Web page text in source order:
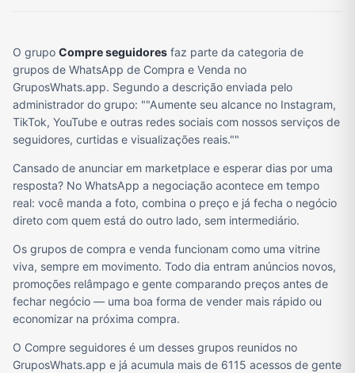
O grupo Compre seguidores faz parte da categoria de
grupos de WhatsApp de Compra e Venda no
GruposWhats.app. Segundo a descrição enviada pelo
administrador do grupo: ""Aumente seu alcance no Instagram,
TikTok, YouTube e outras redes sociais com nossos serviços de
seguidores, curtidas e visualizações reais.""
Cansado de anunciar em marketplace e esperar dias por uma
resposta? No WhatsApp a negociação acontece em tempo
real: você manda a foto, combina o preço e já fecha o negócio
direto com quem está do outro lado, sem intermediário.
Os grupos de compra e venda funcionam como uma vitrine
viva, sempre em movimento. Todo dia entram anúncios novos,
promoções relâmpago e gente comparando preços antes de
fechar negócio — uma boa forma de vender mais rápido ou
economizar na próxima compra.
O Compre seguidores é um desses grupos reunidos no
GruposWhats.app e já acumula mais de 6115 acessos de gente